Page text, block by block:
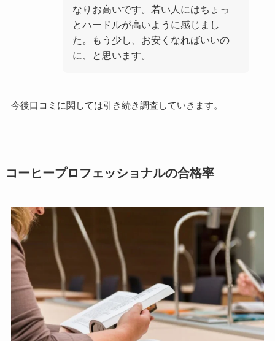
なりお高いです。若い人にはちょっ
とハードルが高いように感じまし
た。もう少し、お安くなればいいの
に、と思います。
今後口コミに関しては引き続き調査していきます。
コーヒープロフェッショナルの合格率